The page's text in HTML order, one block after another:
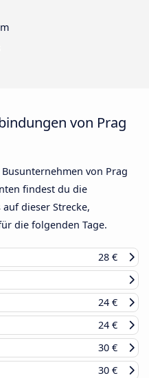
von Prag
Busunternehmen von Prag
findest du die
dieser Strecke,
die folgenden Tage.
28 €
24 €
24 €
30 €
30 €